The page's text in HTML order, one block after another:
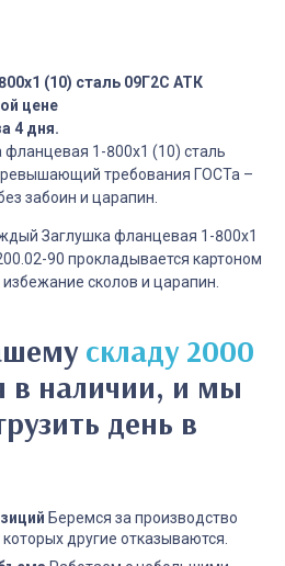
(10) сталь 09Г2С АТК
цене
4 дня.
фланцевая 1-800х1 (10) сталь
требования ГОСТа –
забоин и царапин.
Заглушка фланцевая 1-800х1
90 прокладывается картоном
сколов и царапин.
складу 2000
в наличии, и мы
день в
Беремся за производство
другие отказываются.